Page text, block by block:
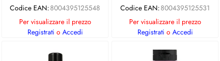
Codice EAN: 8004395125548
Per visualizzare il prezzo
Registrati o Accedi
Codice EAN: 8004395125531
Per visualizzare il prezzo
Registrati o Accedi